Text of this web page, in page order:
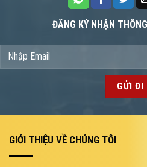
ĐĂNG KÝ NHẬN
GIỚI THIỆU VỀ CHÚNG TÔI